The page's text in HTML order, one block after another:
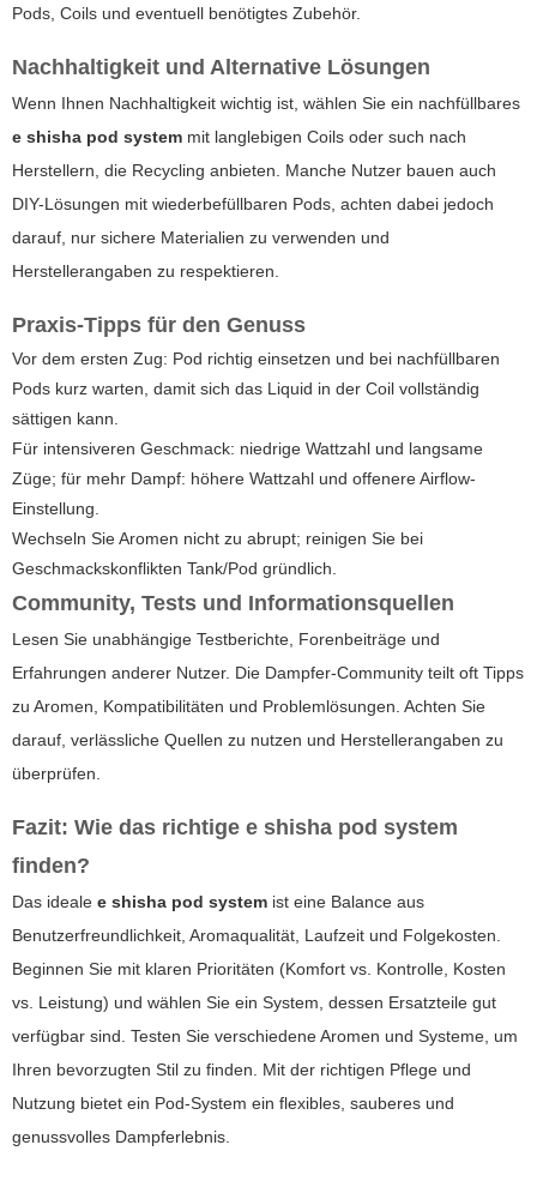
Pods, Coils und eventuell benötigtes Zubehör.
Nachhaltigkeit und Alternative Lösungen
Wenn Ihnen Nachhaltigkeit wichtig ist, wählen Sie ein nachfüllbares
e shisha pod system mit langlebigen Coils oder such nach
Herstellern, die Recycling anbieten. Manche Nutzer bauen auch
DIY-Lösungen mit wiederbefüllbaren Pods, achten dabei jedoch
darauf, nur sichere Materialien zu verwenden und
Herstellerangaben zu respektieren.
Praxis-Tipps für den Genuss
Vor dem ersten Zug: Pod richtig einsetzen und bei nachfüllbaren
Pods kurz warten, damit sich das Liquid in der Coil vollständig
sättigen kann.
Für intensiveren Geschmack: niedrige Wattzahl und langsame
Züge; für mehr Dampf: höhere Wattzahl und offenere Airflow-
Einstellung.
Wechseln Sie Aromen nicht zu abrupt; reinigen Sie bei
Geschmackskonflikten Tank/Pod gründlich.
Community, Tests und Informationsquellen
Lesen Sie unabhängige Testberichte, Forenbeiträge und
Erfahrungen anderer Nutzer. Die Dampfer-Community teilt oft Tipps
zu Aromen, Kompatibilitäten und Problemlösungen. Achten Sie
darauf, verlässliche Quellen zu nutzen und Herstellerangaben zu
überprüfen.
Fazit: Wie das richtige e shisha pod system
finden?
Das ideale e shisha pod system ist eine Balance aus
Benutzerfreundlichkeit, Aromaqualität, Laufzeit und Folgekosten.
Beginnen Sie mit klaren Prioritäten (Komfort vs. Kontrolle, Kosten
vs. Leistung) und wählen Sie ein System, dessen Ersatzteile gut
verfügbar sind. Testen Sie verschiedene Aromen und Systeme, um
Ihren bevorzugten Stil zu finden. Mit der richtigen Pflege und
Nutzung bietet ein Pod-System ein flexibles, sauberes und
genussvolles Dampferlebnis.